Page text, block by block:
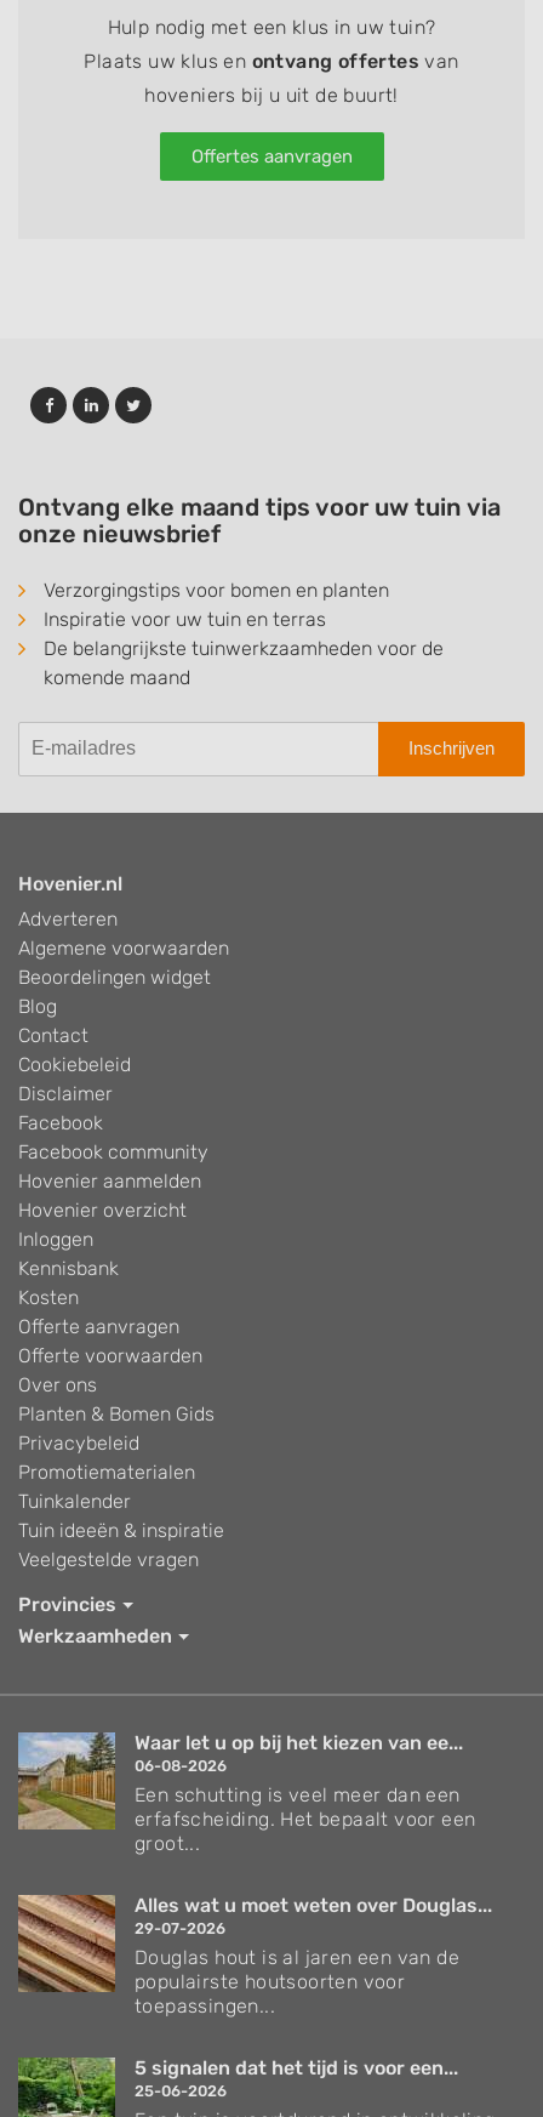
Hulp nodig met een klus in uw tuin?
Plaats uw klus en ontvang offertes van
hoveniers bij u uit de buurt!
Offertes aanvragen
Ontvang elke maand tips voor uw tuin via
onze nieuwsbrief
Verzorgingstips voor bomen en planten
Inspiratie voor uw tuin en terras
De belangrijkste tuinwerkzaamheden voor de
komende maand
Inschrijven
Hovenier.nl
Adverteren
Algemene voorwaarden
Beoordelingen widget
Blog
Contact
Cookiebeleid
Disclaimer
Facebook
Facebook community
Hovenier aanmelden
Hovenier overzicht
Inloggen
Kennisbank
Kosten
Offerte aanvragen
Offerte voorwaarden
Over ons
Planten & Bomen Gids
Privacybeleid
Promotiematerialen
Tuinkalender
Tuin ideeën & inspiratie
Veelgestelde vragen
Provincies
Werkzaamheden
Waar let u op bij het kiezen van ee...
06-08-2026
Een schutting is veel meer dan een
erfafscheiding. Het bepaalt voor een
groot...
Alles wat u moet weten over Douglas...
29-07-2026
Douglas hout is al jaren een van de
populairste houtsoorten voor
toepassingen...
5 signalen dat het tijd is voor een...
25-06-2026